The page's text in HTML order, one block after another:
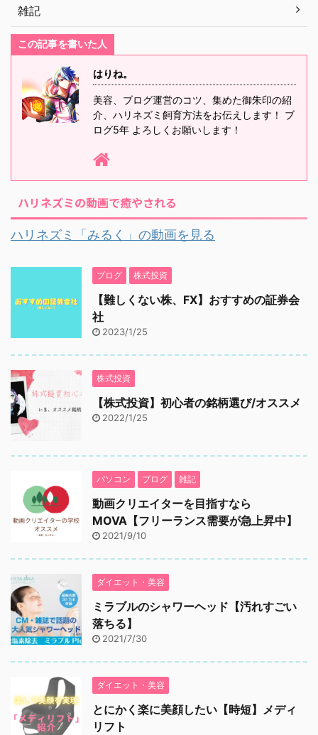
雑記
この記事を書いた人
はりね。
美容、ブログ運営のコツ、集めた御朱印の紹
介、ハリネズミ飼育方法をお伝えします！ ブ
ログ5年 よろしくお願いします！
ハリネズミの動画で癒やされる
ハリネズミ「みるく」の動画を見る
ブログ 株式投資
【難しくない株、FX】おすすめの証券会
社
2023/1/25
株式投資
【株式投資】初心者の銘柄選び/オススメ
2022/1/25
パソコン ブログ 雑記
動画クリエイターを目指すなら
MOVA【フリーランス需要が急上昇中】
2021/9/10
ダイエット・美容
ミラブルのシャワーヘッド【汚れすごい
落ちる】
2021/7/30
ダイエット・美容
とにかく楽に美顔したい【時短】メディ
リフト